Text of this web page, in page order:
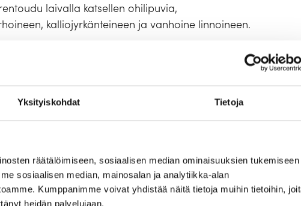
Yksityiskohdat Tietoja
räätälöimiseen, sosiaalisen median ominaisuuksien tukemiseen
sosiaalisen median, mainosalan ja analytiikka-alan
Kumppanimme voivat yhdistää näitä tietoja muihin tietoihin,
heidän palvelujaan.
laivalla katsellen ohilipuvia,
kalliojyrkänteineen ja vanhoine linnoineen.
metsää ja työllistät suomalaisia
tiedot
ja kunnon. Mikäli tarvitset uuden passin/henkilökortin,
Varausohje